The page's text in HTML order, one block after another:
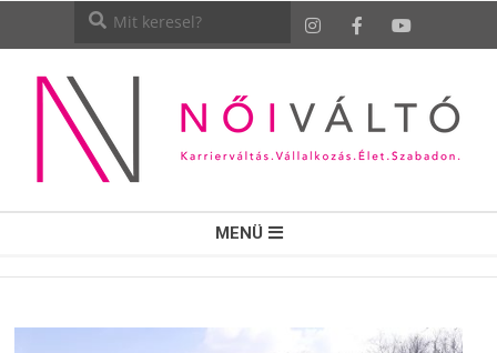
NŐI
VÁLTÓ
MENÜ